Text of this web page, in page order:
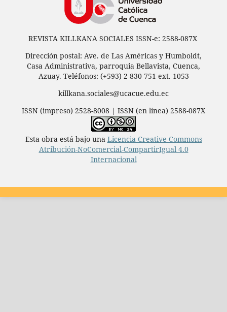
REVISTA KILLKANA SOCIALES ISSN-e: 2588-087X
Dirección postal: Ave. de Las Américas y Humboldt,
Casa Administrativa, parroquia Bellavista, Cuenca,
Azuay. Teléfonos: (+593) 2 830 751 ext. 1053
killkana.sociales@ucacue.edu.ec
ISSN (impreso) 2528-8008 | ISSN (en línea) 2588-087X
Esta obra está bajo una Licencia Creative Commons
Atribución-NoComercial-CompartirIgual 4.0
Internacional